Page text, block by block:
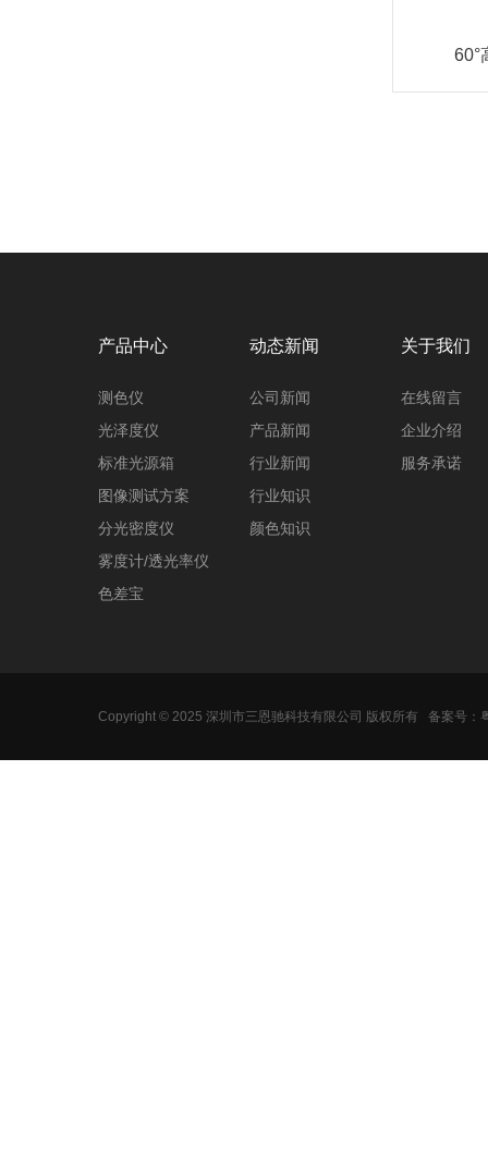
60°
产品中心
测色仪
光泽度仪
标准光源箱
图像测试方案
分光密度仪
雾度计/透光率仪
色差宝
动态新闻
公司新闻
产品新闻
行业新闻
行业知识
颜色知识
关于我们
在线留言
企业介绍
服务承诺
Copyright © 2025 深圳市三恩驰科技有限公司 版权所有 备案号：